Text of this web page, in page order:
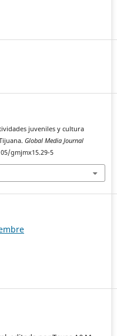
juveniles y cultura
Global Media Journal
gmjmx15.29-5